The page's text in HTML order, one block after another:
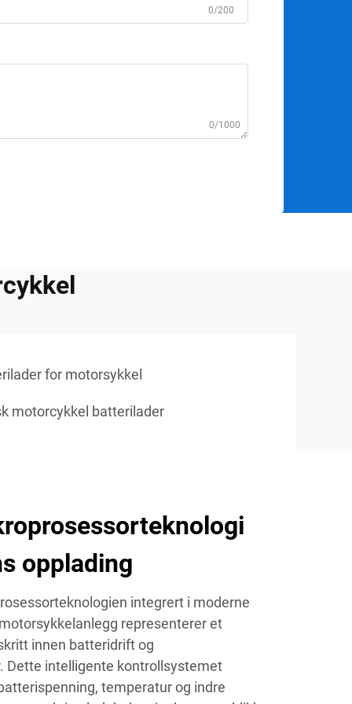
0/200
0/1000
for motorsykkel
motorcykkel batterilader
opplading
integrert i moderne
representerer et
innen batteridrift og
Dette intelligente kontrollsystemet
temperatur og indre